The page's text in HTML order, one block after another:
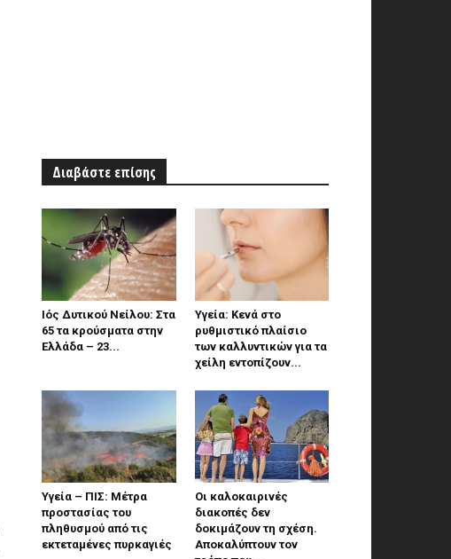
Διαβάστε επίσης
Ιός Δυτικού Νείλου: Στα
65 τα κρούσματα στην
Ελλάδα – 23...
Υγεία: Κενά στο
ρυθμιστικό πλαίσιο
των καλλυντικών για τα
χείλη εντοπίζουν...
Υγεία – ΠΙΣ: Μέτρα
προστασίας του
πληθυσμού από τις
εκτεταμένες πυρκαγιές
Οι καλοκαιρινές
διακοπές δεν
δοκιμάζουν τη σχέση.
Αποκαλύπτουν τον